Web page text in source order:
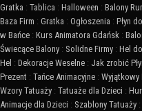
Gratka : Tablica : Halloween : Balony
Baza Firm : Gratka : Ogłoszenia : Płyn
w Bańce : Kurs Animatora Gdańsk :
Świecące Balony : Solidne Firmy : Hel
Hel : Dekoracje Weselne : Jak zrobić
Prezent : Tańce Animacyjne : Wyjątkowy
Wzory Tatuaży : Tatuaże dla Dzieci :
Animacje dla Dzieci : Szablony Tatuaży :